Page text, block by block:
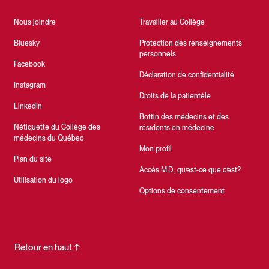
Nous joindre
Bluesky
Facebook
Instagram
LinkedIn
Nétiquette du Collège des
médecins du Québec
Plan du site
Utilisation du logo
Travailler au Collège
Protection des renseignements
personnels
Déclaration de confidentialité
Droits de la patientèle
Bottin des médecins et des
résidents en médecine
Mon profil
Accès M.D., qu’est-ce que c’est?
Options de consentement
Retour en haut